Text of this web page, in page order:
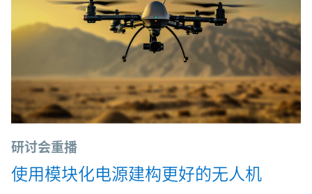
研讨会重播
使用模块化电源建构更好的无人机